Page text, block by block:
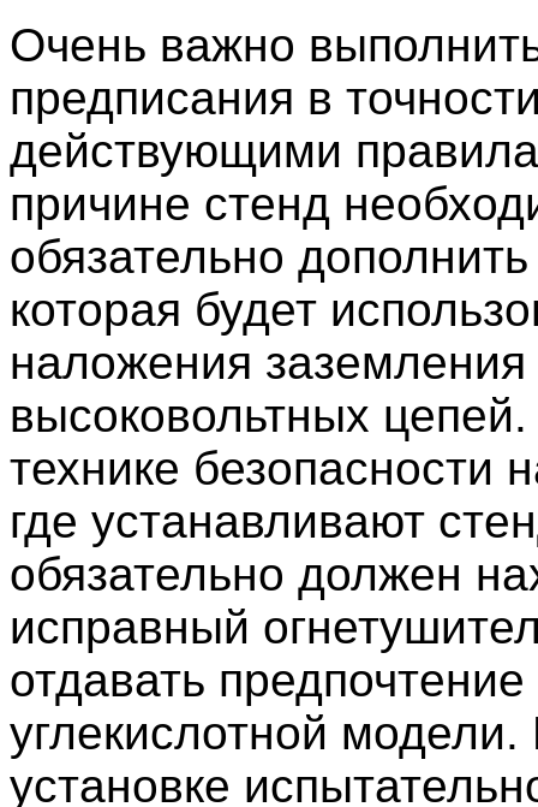
Очень важно
предписания в
действующими
причине стенд
обязательно
которая будет
наложения
высоковольтных
технике безопасности
где устанавливают
обязательно должен
исправный
отдавать предпочтение
углекислотной
установке